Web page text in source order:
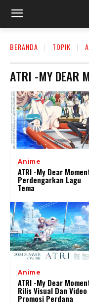
BERANDA TOPIK
ATRI -MY DEAR
Anime
ATRI -My Dear
Perdengarkan Lagu
Tema
Anime
ATRI -My Dear
Rilis Visual Dan Video
Promosi Perdana